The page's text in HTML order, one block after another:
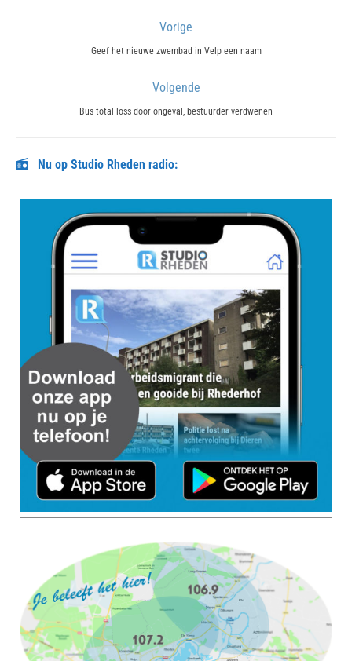
Vorige
Previous
Geef het nieuwe zwembad in Velp een naam
Volgende
Next
Bus total loss door ongeval, bestuurder verdwenen
Nu op Studio Rheden radio: